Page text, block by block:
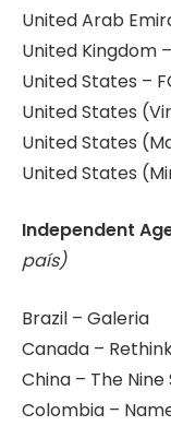
United Arab
United Kingdom
United States –
United States
United States
United States
Independent
país)
Brazil – Galeria
Canada –
China – The Nine
Colombia –